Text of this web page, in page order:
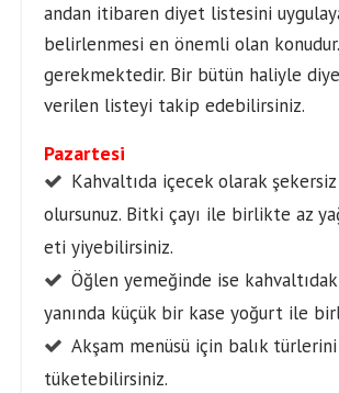
andan itibaren diyet listesini
belirlenmesi en önemli olan
gerekmektedir. Bir bütün haliyle
verilen listeyi takip edebilirsiniz.
Pazartesi
Kahvaltıda içecek olarak
olursunuz. Bitki çayı ile birlikte az
eti yiyebilirsiniz.
Öğlen yemeğinde ise
yanında küçük bir kase yoğurt ile
Akşam menüsü için balık
tüketebilirsiniz.